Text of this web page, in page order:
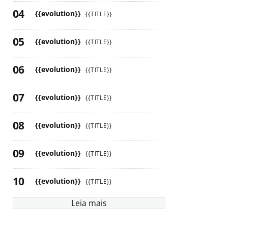
{{evolution}} {{TITLE}}
{{evolution}} {{TITLE}}
{{evolution}} {{TITLE}}
{{evolution}} {{TITLE}}
{{evolution}} {{TITLE}}
{{evolution}} {{TITLE}}
{{evolution}} {{TITLE}}
Leia mais